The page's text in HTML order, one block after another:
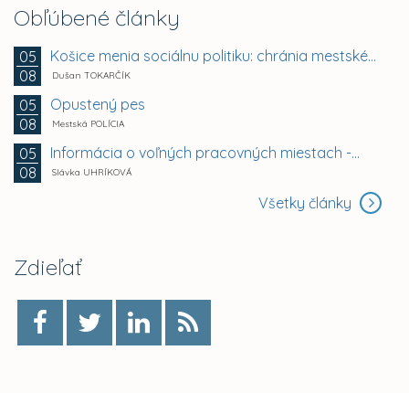
Obľúbené články
05
08
Košice menia sociálnu politiku: chránia mestské byty...
Dušan TOKARČÍK
05
08
Opustený pes
Mestská POLÍCIA
05
08
Informácia o voľných pracovných miestach -...
Slávka UHRÍKOVÁ
Všetky články
Zdieľať